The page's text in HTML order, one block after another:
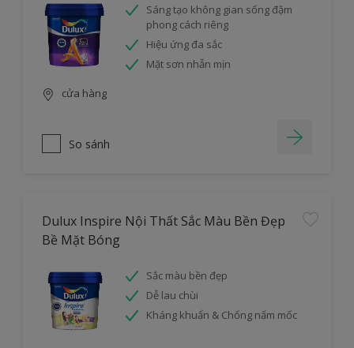
Sáng tạo không gian sống đậm
phong cách riêng
Hiệu ứng đa sắc
Mặt sơn nhẵn mịn
cửa hàng
So sánh
Dulux Inspire Nội Thất Sắc Màu Bền Đẹp
Bề Mặt Bóng
Sắc màu bền đẹp
Dễ lau chùi
Kháng khuẩn & Chống nấm mốc